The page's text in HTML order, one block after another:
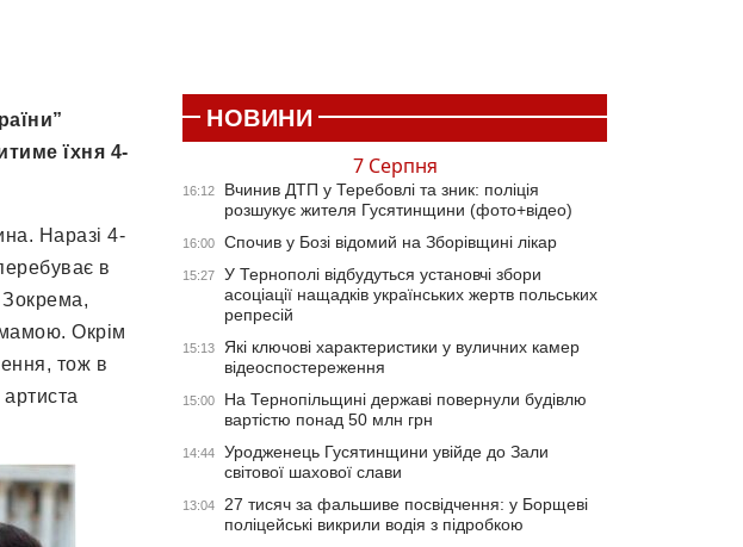
їхня 4-
Наразі 4-
в
Зокрема,
мамою. Окрім
тож в
НОВИНИ
7 Серпня
16:12
Вчинив ДТП у Теребовлі та зник: поліція
розшукує жителя Гусятинщини (фото+відео)
16:00 Спочив у Бозі відомий на Зборівщині лікар
15:27
У Тернополі відбудуться установчі збори
асоціації нащадків українських жертв польських
репресій
15:13
Які ключові характеристики у вуличних камер
відеоспостереження
15:00
На Тернопільщині державі повернули будівлю
вартістю понад 50 млн грн
14:44
Уродженець Гусятинщини увійде до Зали
світової шахової слави
13:04
27 тисяч за фальшиве посвідчення: у Борщеві
поліцейські викрили водія з підробкою